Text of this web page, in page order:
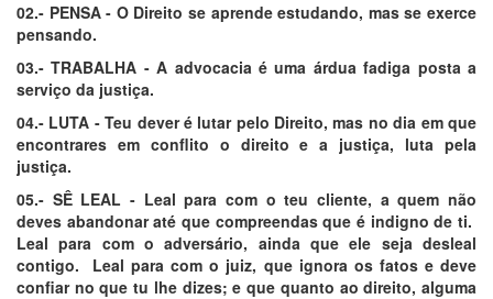
02.- PENSA - O Direito se aprende estudando, mas se exerce
pensando.
03.- TRABALHA - A advocacia é uma árdua fadiga posta a
serviço da justiça.
04.- LUTA - Teu dever é lutar pelo Direito, mas no dia em que
encontrares em conflito o direito e a justiça, luta pela
justiça.
05.- SÊ LEAL - Leal para com o teu cliente, a quem não
deves abandonar até que compreendas que é indigno de ti.
Leal para com o adversário, ainda que ele seja desleal
contigo. Leal para com o juiz, que ignora os fatos e deve
confiar no que tu lhe dizes; e que quanto ao direito, alguma